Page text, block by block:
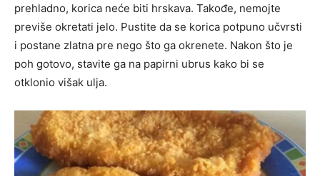
prehladno, korica neće biti hrskava. Takođe, nemojte
previše okretati jelo. Pustite da se korica potpuno učvrsti
i postane zlatna pre nego što ga okrenete. Nakon što je
poh gotovo, stavite ga na papirni ubrus kako bi se
otklonio višak ulja.